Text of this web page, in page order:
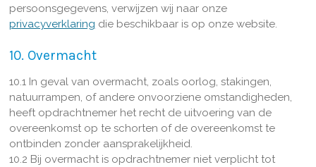
persoonsgegevens, verwijzen wij naar onze
privacyverklaring die beschikbaar is op onze website.
10. Overmacht
10.1 In geval van overmacht, zoals oorlog, stakingen,
natuurrampen, of andere onvoorziene omstandigheden,
heeft opdrachtnemer het recht de uitvoering van de
overeenkomst op te schorten of de overeenkomst te
ontbinden zonder aansprakelijkheid.
10.2 Bij overmacht is opdrachtnemer niet verplicht tot